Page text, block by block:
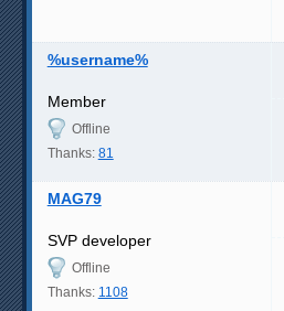
%username%
Member
Offline
Thanks: 81
MAG79
SVP developer
Offline
Thanks: 1108